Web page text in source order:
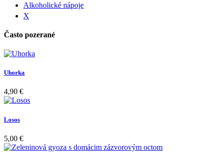
Alkoholické nápoje
X
Často pozerané
Uhorka
4,90 €
Losos
5,00 €